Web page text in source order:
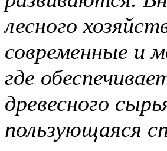
лесного
современные и
где
древесного
пользующаяся